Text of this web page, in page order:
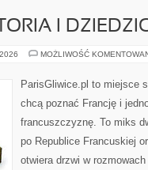
I
MOŻLIWOŚĆ
ParisGliwice.pl to miejsce
chcą poznać Francję i
francuszczyznę. To miks
po Republice Francuskiej
otwiera drzwi w